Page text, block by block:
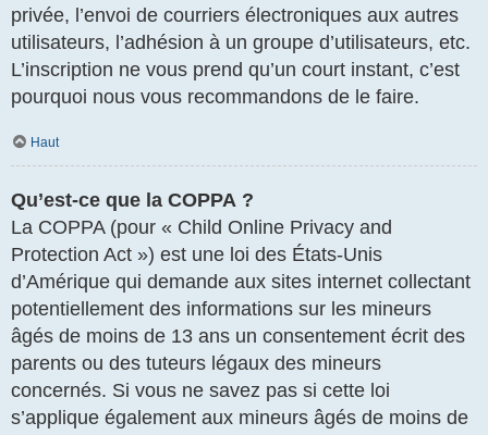
privée, l’envoi de courriers électroniques aux autres
utilisateurs, l’adhésion à un groupe d’utilisateurs, etc.
L’inscription ne vous prend qu’un court instant, c’est
pourquoi nous vous recommandons de le faire.
Haut
Qu’est-ce que la COPPA ?
La COPPA (pour « Child Online Privacy and
Protection Act ») est une loi des États-Unis
d’Amérique qui demande aux sites internet collectant
potentiellement des informations sur les mineurs
âgés de moins de 13 ans un consentement écrit des
parents ou des tuteurs légaux des mineurs
concernés. Si vous ne savez pas si cette loi
s’applique également aux mineurs âgés de moins de